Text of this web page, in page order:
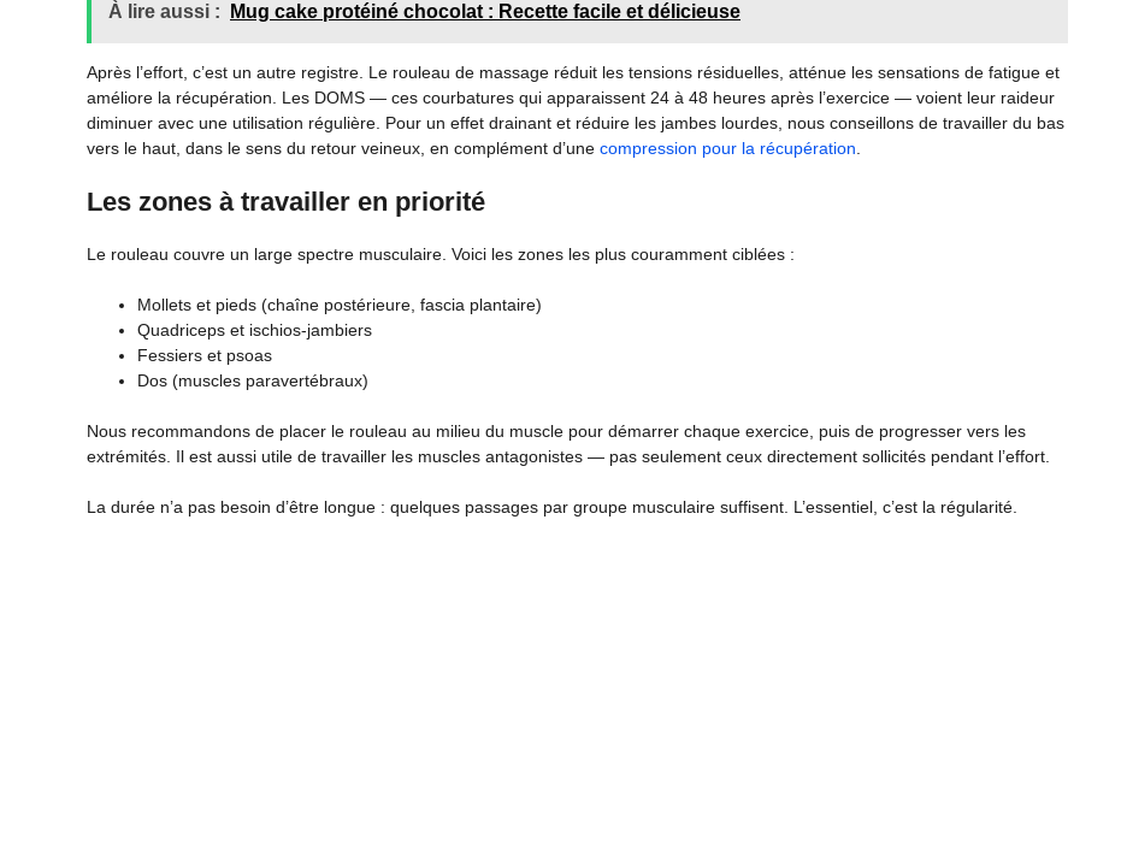
À lire aussi : Mug cake protéiné chocolat : Recette facile et délicieuse
Après l’effort, c’est un autre registre. Le rouleau de massage réduit les tensions résiduelles, atténue les sensations de fatigue et
améliore la récupération. Les DOMS — ces courbatures qui apparaissent 24 à 48 heures après l’exercice — voient leur raideur
diminuer avec une utilisation régulière. Pour un effet drainant et réduire les jambes lourdes, nous conseillons de travailler du bas
vers le haut, dans le sens du retour veineux, en complément d’une compression pour la récupération.
Les zones à travailler en priorité
Le rouleau couvre un large spectre musculaire. Voici les zones les plus couramment ciblées :
Mollets et pieds (chaîne postérieure, fascia plantaire)
Quadriceps et ischios-jambiers
Fessiers et psoas
Dos (muscles paravertébraux)
Nous recommandons de placer le rouleau au milieu du muscle pour démarrer chaque exercice, puis de progresser vers les
extrémités. Il est aussi utile de travailler les muscles antagonistes — pas seulement ceux directement sollicités pendant l’effort.
La durée n’a pas besoin d’être longue : quelques passages par groupe musculaire suffisent. L’essentiel, c’est la régularité.